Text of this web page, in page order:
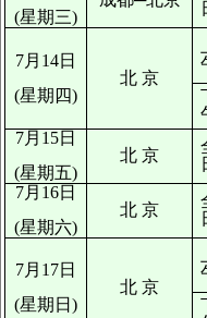
(星期三)
7月14日
(星期四)
北 京
7月15日
(星期五)
北 京
7月16日
(星期六)
北 京
7月17日
(星期日)
北 京